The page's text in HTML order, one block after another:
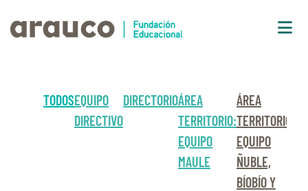
TODOSEQUIPO
DIRECTIVO
DIRECTORIOÁREA
TERRITORIO:
EQUIPO
MAULE
ÁREA
TERRITORIO:
EQUIPO
ÑUBLE,
BÍOBÍO Y